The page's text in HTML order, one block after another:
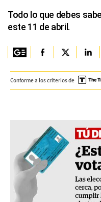
Todo lo que debes
este 11 de abril.
Conforme a los criterios de